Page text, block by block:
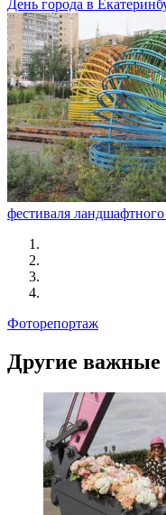
День города в
фестиваля
Фоторепортаж
Другие